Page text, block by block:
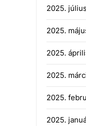
2025. július
2025.
2025.
2025.
2025.
2025.